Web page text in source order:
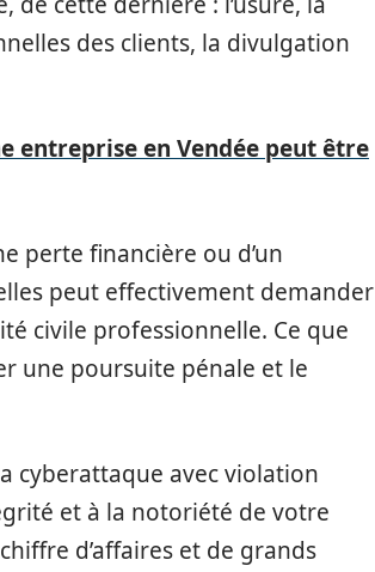
des clients, la divulgation
entreprise en Vendée peut être
perte financière ou d’un
peut effectivement demander
civile professionnelle. Ce que
une poursuite pénale et le
cyberattaque avec violation
et à la notoriété de votre
d’affaires et de grands